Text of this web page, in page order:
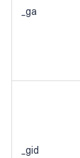
_ga
_gid